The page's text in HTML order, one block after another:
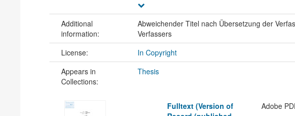
Additional
information:
Abweichender Titel nach Übersetzung der
Verfassers
License: In Copyright
Appears in
Collections:
Thesis
Fulltext (Version of
Adobe